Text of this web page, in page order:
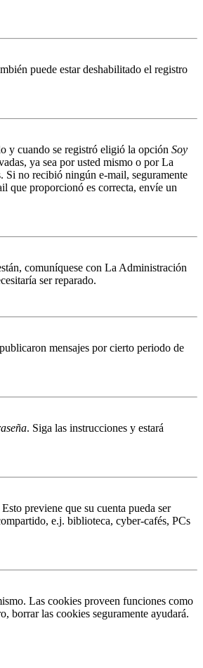
puede estar deshabilitado el registro
y cuando se registró eligió la opción Soy
ya sea por usted mismo o por La
Si no recibió ningún e-mail, seguramente
que proporcionó es correcta, envíe un
comuníquese con La Administración
ser reparado.
mensajes por cierto periodo de
. Siga las instrucciones y estará
previene que su cuenta pueda ser
e.j. biblioteca, cyber-cafés, PCs
Las cookies proveen funciones como
borrar las cookies seguramente ayudará.